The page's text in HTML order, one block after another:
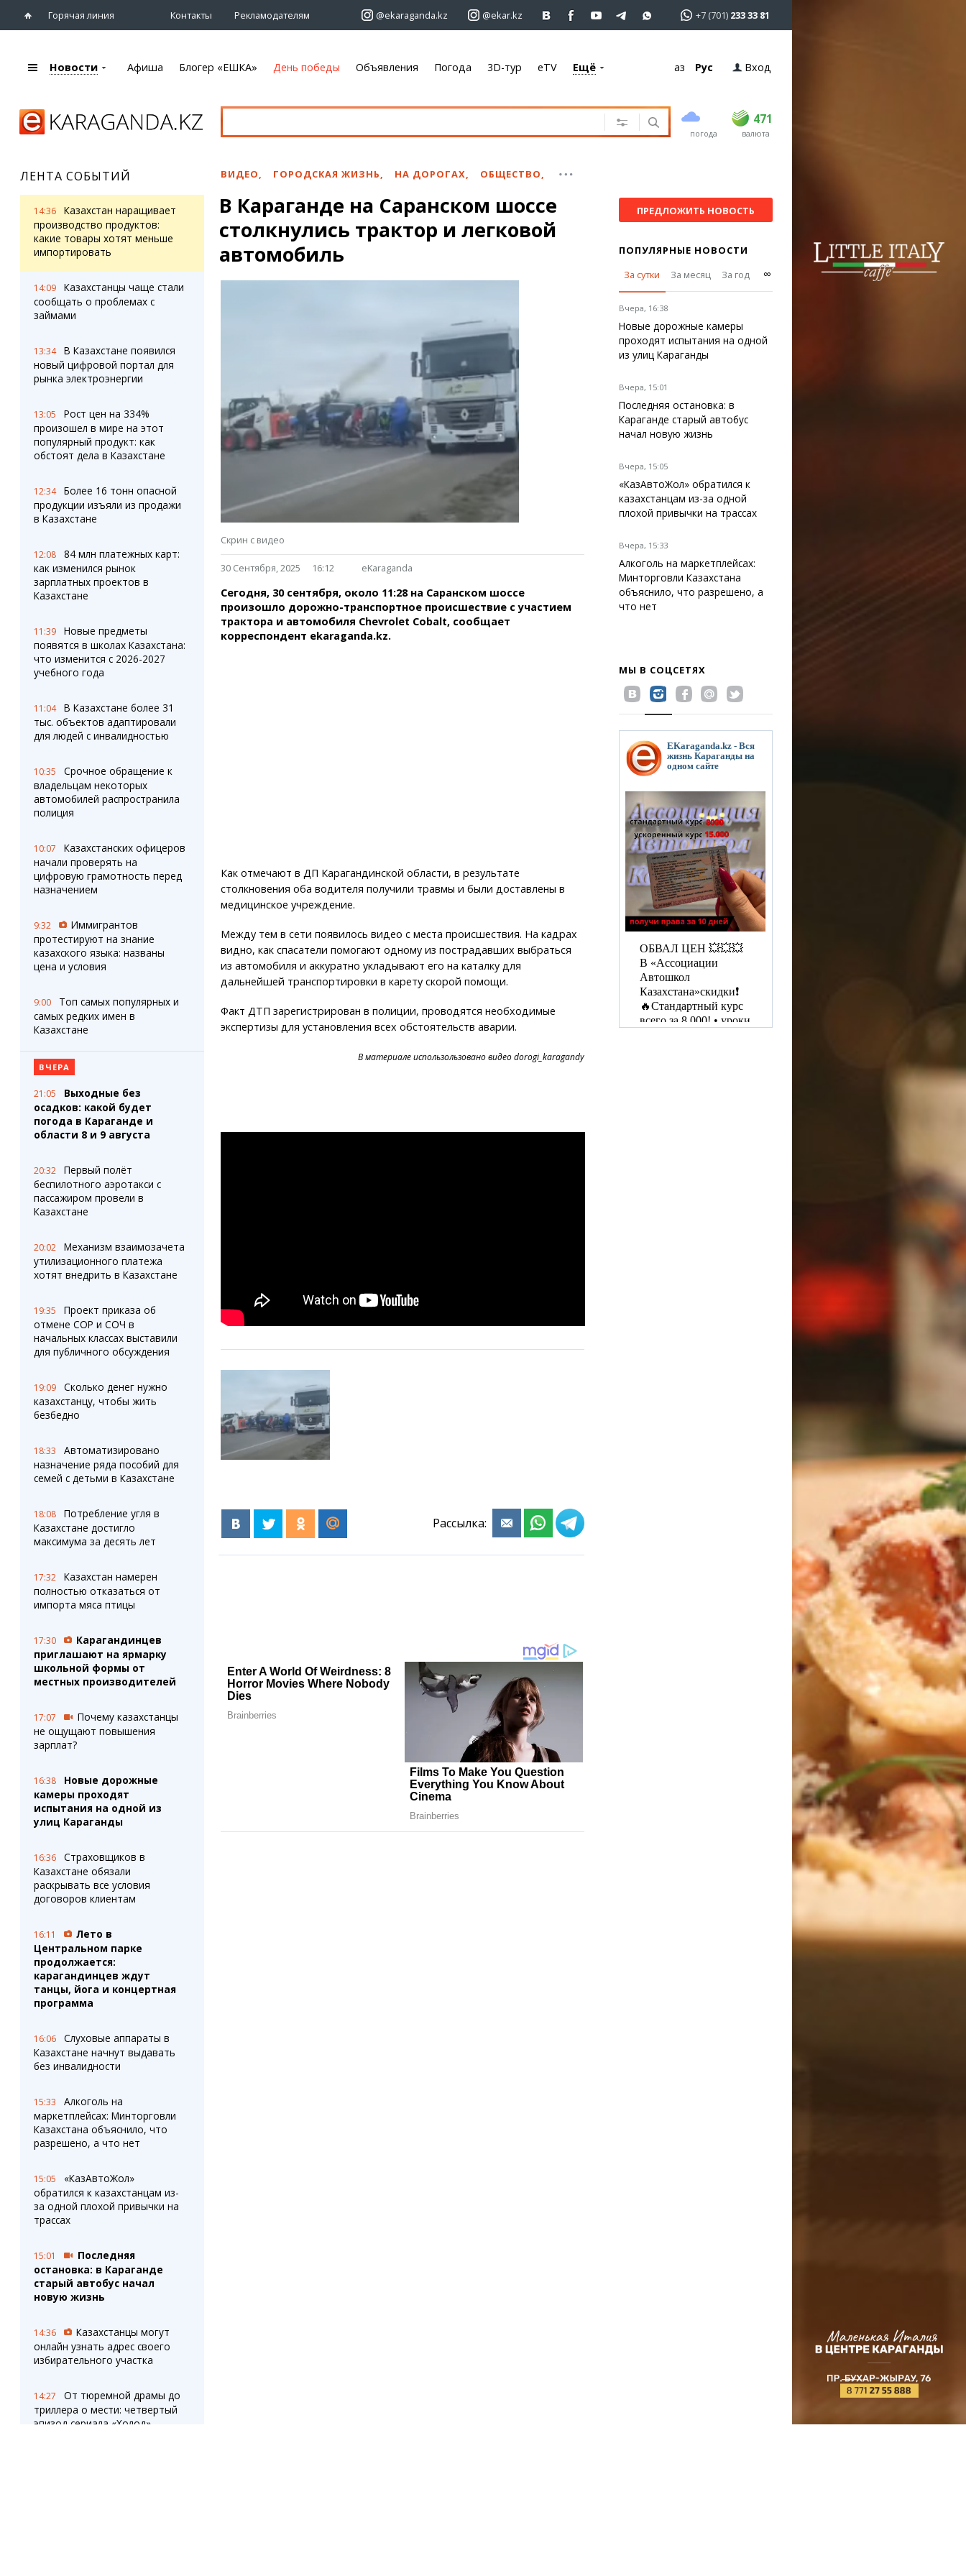
Горячая линия Контакты Рекламодателям @ekaraganda.kz @ekar.kz +7 (701) 233 33 81
Караганды
eTV
Рассылка новостей
Персоны
Интервью
Афиша
Театры
Спорт
Выставки
Цирк и зоопарк
Объявления
Автомобили
Услуги
Электроника
Мебель
Блогер «ЕШКА»
Лента блогера
Коллаж недели
Ешкин гороскоп
Перекрытие дорог
Жезказган
Медиа
Фото
Видео
Timelapse
Сервисы
Переводчик
Справочник
Расписание транспорта
Автобусные остановки
Купить шины, легко!
Новости Афиша Блогер «ЕШКА» День победы Объявления Погода 3D-тур eTV Ещё Қаз Рус Вход
погода
471
USD 469.5
EUR валюта
ЛЕНТА СОБЫТИЙ
14:36
Казахстан наращивает
производство продуктов:
какие товары хотят меньше
импортировать
14:09
Казахстанцы чаще стали
сообщать о проблемах с
займами
13:34
В Казахстане появился
новый цифровой портал для
рынка электроэнергии
13:05
Рост цен на 334%
произошел в мире на этот
популярный продукт: как
обстоят дела в Казахстане
12:34
Более 16 тонн опасной
продукции изъяли из продажи
в Казахстане
12:08
84 млн платежных карт:
как изменился рынок
зарплатных проектов в
Казахстане
11:39
Новые предметы
появятся в школах Казахстана:
что изменится с 2026-2027
учебного года
11:04
В Казахстане более 31
тыс. объектов адаптировали
для людей с инвалидностью
10:35
Срочное обращение к
владельцам некоторых
автомобилей распространила
полиция
10:07
Казахстанских офицеров
начали проверять на
цифровую грамотность перед
назначением
9:32
Иммигрантов
протестируют на знание
казахского языка: названы
цена и условия
9:00
Топ самых популярных и
самых редких имен в
Казахстане
ВЧЕРА
21:05
Выходные без
осадков: какой будет
погода в Караганде и
области 8 и 9 августа
20:32
Первый полёт
беспилотного аэротакси с
пассажиром провели в
Казахстане
20:02
Механизм взаимозачета
утилизационного платежа
хотят внедрить в Казахстане
19:35
Проект приказа об
отмене СОР и СОЧ в
начальных классах выставили
для публичного обсуждения
19:09
Сколько денег нужно
казахстанцу, чтобы жить
безбедно
18:33
Автоматизировано
назначение ряда пособий для
семей с детьми в Казахстане
18:08
Потребление угля в
Казахстане достигло
максимума за десять лет
17:32
Казахстан намерен
полностью отказаться от
импорта мяса птицы
17:30
Карагандинцев
приглашают на ярмарку
школьной формы от
местных производителей
17:07
Почему казахстанцы
не ощущают повышения
зарплат?
16:38
Новые дорожные
камеры проходят
испытания на одной из
улиц Караганды
16:36
Страховщиков в
Казахстане обязали
раскрывать все условия
договоров клиентам
16:11
Лето в
Центральном парке
продолжается:
карагандинцев ждут
танцы, йога и концертная
программа
16:06
Слуховые аппараты в
Казахстане начнут выдавать
без инвалидности
15:33
Алкоголь на
маркетплейсах: Минторговли
Казахстана объяснило, что
разрешено, а что нет
15:05
«КазАвтоЖол»
обратился к казахстанцам из-
за одной плохой привычки на
трассах
15:01
Последняя
остановка: в Караганде
старый автобус начал
новую жизнь
14:36
Казахстанцы могут
онлайн узнать адрес своего
избирательного участка
14:27
От тюремной драмы до
триллера о мести: четвертый
эпизод сериала «Холод»
ВИДЕО, ГОРОДСКАЯ ЖИЗНЬ, НА ДОРОГАХ, ОБЩЕСТВО,
В Караганде на Саранском шоссе
столкнулись трактор и легковой
автомобиль
Скрин с видео
30 Сентября, 2025 16:12 eKaraganda
Сегодня, 30 сентября, около 11:28 на Саранском шоссе
произошло дорожно-транспортное происшествие с участием
трактора и автомобиля Chevrolet Cobalt, сообщает
корреспондент ekaraganda.kz.
Как отмечают в ДП Карагандинской области, в результате
столкновения оба водителя получили травмы и были доставлены в
медицинское учреждение.
Между тем в сети появилось видео с места происшествия. На кадрах
видно, как спасатели помогают одному из пострадавших выбраться
из автомобиля и аккуратно укладывают его на каталку для
дальнейшей транспортировки в карету скорой помощи.
Факт ДТП зарегистрирован в полиции, проводятся необходимые
экспертизы для установления всех обстоятельств аварии.
В материале использользовано видео dorogi_karagandy
Рассылка:
ПРЕДЛОЖИТЬ НОВОСТЬ
ПОПУЛЯРНЫЕ НОВОСТИ
За сутки
За месяц За год ∞
Вчера, 16:38
Новые дорожные камеры
проходят испытания на одной
из улиц Караганды
Вчера, 15:01
Последняя остановка: в
Караганде старый автобус
начал новую жизнь
Вчера, 15:05
«КазАвтоЖол» обратился к
казахстанцам из-за одной
плохой привычки на трассах
Вчера, 15:33
Алкоголь на маркетплейсах:
Минторговли Казахстана
объяснило, что разрешено, а
что нет
МЫ В СОЦСЕТЯХ
EKaraganda.kz - Вся
жизнь Караганды на
одном сайте